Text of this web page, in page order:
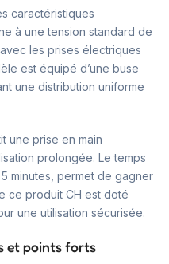
caractéristiques
à une tension standard de
les prises électriques
est équipé d’une buse
une distribution uniforme
une prise en main
prolongée. Le temps
minutes, permet de gagner
ce produit CH est doté
une utilisation sécurisée.
et points forts